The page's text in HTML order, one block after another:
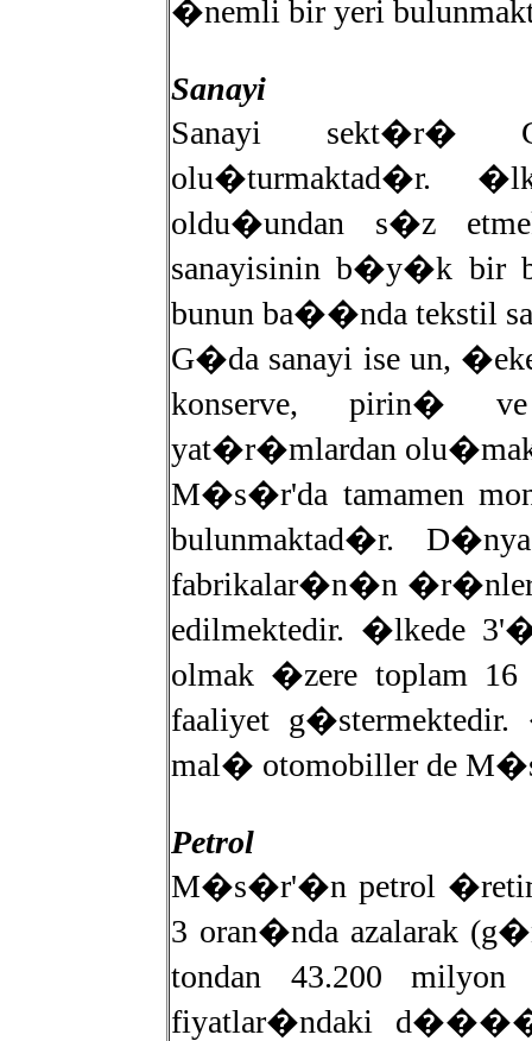
�nemli bir yeri
Sanayi
Sanayi sekt�r�
olu�turmaktad�r.
oldu�undan s�z
sanayisinin b�y�k
bunun ba��nda tekstil
G�da sanayi ise un,
konserve, pirin�
yat�r�mlardan
M�s�r'da tamamen
bulunmaktad�r.
fabrikalar�n�n
edilmektedir. �lkede
olmak �zere toplam
faaliyet
mal� otomobiller de
Petrol
M�s�r'�n petrol
3 oran�nda azalarak
tondan 43.200
fiyatlar�ndaki